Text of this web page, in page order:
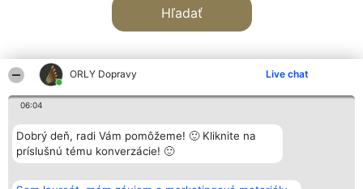
ORLY Dopravy Live chat
06:04
Dobrý deň, radi Vám pomôžeme! 🙂 Kliknite na
príslušnú tému konverzácie! 🙂
Hľadať
Organizátor hodnotenia
Bright Side Solutions sp. z o.
o. sp. k.
Wrocław 50-079
Hodnotenie
Laureáti
Lista
Laureatów
Kontakt
Kontakt